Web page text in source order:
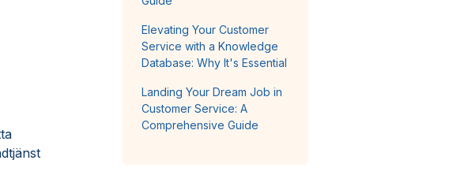
Elevating Your Customer
Service with a Knowledge
Database: Why It's Essential
Landing Your Dream Job in
Customer Service: A
Comprehensive Guide